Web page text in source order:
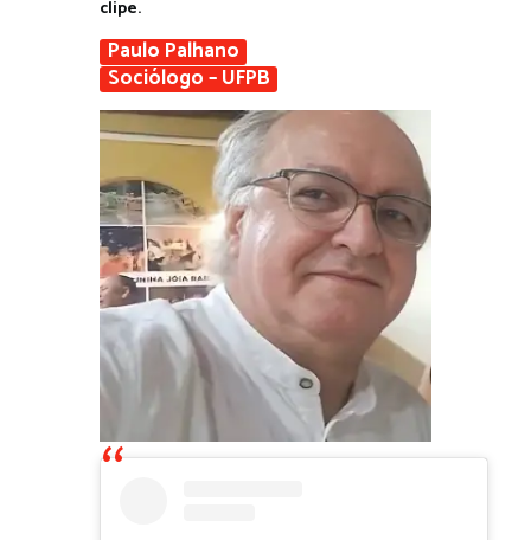
clipe.
Paulo Palhano
Sociólogo – UFPB